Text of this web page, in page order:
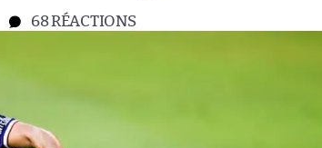
68RÉACTIONS